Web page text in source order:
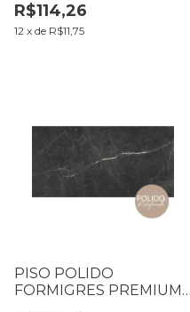
STATUÁRIO CX2,16M2
R$114,26
12 x de R$11,75
PISO POLIDO
FORMIGRES PREMIUM